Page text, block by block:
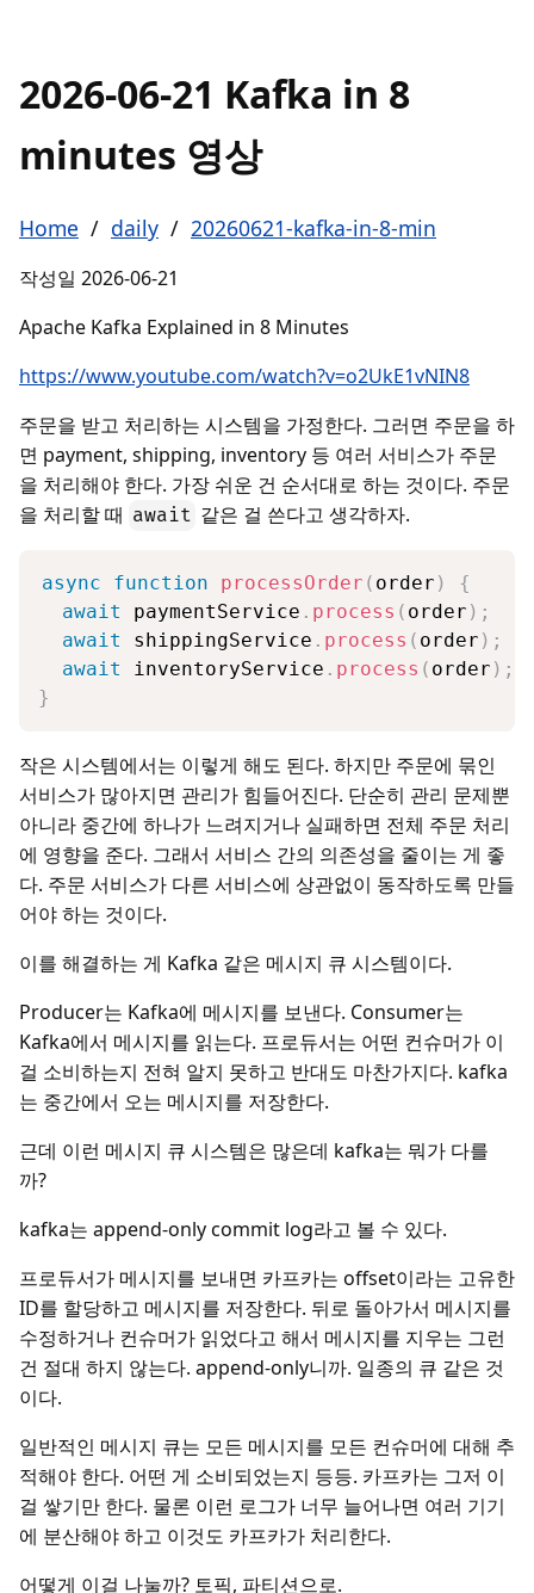
2026-06-21 Kafka in 8
minutes 영상
Home / daily / 20260621-kafka-in-8-min
작성일 2026-06-21
Apache Kafka Explained in 8 Minutes
https://www.youtube.com/watch?v=o2UkE1vNIN8
주문을 받고 처리하는 시스템을 가정한다. 그러면 주문을 하
면 payment, shipping, inventory 등 여러 서비스가 주문
을 처리해야 한다. 가장 쉬운 건 순서대로 하는 것이다. 주문
을 처리할 때 await 같은 걸 쓴다고 생각하자.
async function processOrder ( order )
{
await
paymentService . process ( order ) ;
await
shippingService . process ( order ) ;
await
inventoryService . process ( order ) ;
}
작은 시스템에서는 이렇게 해도 된다. 하지만 주문에 묶인
서비스가 많아지면 관리가 힘들어진다. 단순히 관리 문제뿐
아니라 중간에 하나가 느려지거나 실패하면 전체 주문 처리
에 영향을 준다. 그래서 서비스 간의 의존성을 줄이는 게 좋
다. 주문 서비스가 다른 서비스에 상관없이 동작하도록 만들
어야 하는 것이다.
이를 해결하는 게 Kafka 같은 메시지 큐 시스템이다.
Producer는 Kafka에 메시지를 보낸다. Consumer는
Kafka에서 메시지를 읽는다. 프로듀서는 어떤 컨슈머가 이
걸 소비하는지 전혀 알지 못하고 반대도 마찬가지다. kafka
는 중간에서 오는 메시지를 저장한다.
근데 이런 메시지 큐 시스템은 많은데 kafka는 뭐가 다를
까?
kafka는 append-only commit log라고 볼 수 있다.
프로듀서가 메시지를 보내면 카프카는 offset이라는 고유한
ID를 할당하고 메시지를 저장한다. 뒤로 돌아가서 메시지를
수정하거나 컨슈머가 읽었다고 해서 메시지를 지우는 그런
건 절대 하지 않는다. append-only니까. 일종의 큐 같은 것
이다.
일반적인 메시지 큐는 모든 메시지를 모든 컨슈머에 대해 추
적해야 한다. 어떤 게 소비되었는지 등등. 카프카는 그저 이
걸 쌓기만 한다. 물론 이런 로그가 너무 늘어나면 여러 기기
에 분산해야 하고 이것도 카프카가 처리한다.
어떻게 이걸 나눌까? 토픽, 파티션으로.